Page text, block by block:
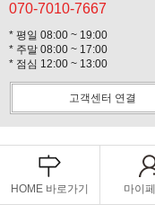
070-7010-7667
* 평일 08:00 ~ 19:00
* 주말 08:00 ~ 17:00
* 점심 12:00 ~ 13:00
고객센터 연결
HOME 바로가기 마이